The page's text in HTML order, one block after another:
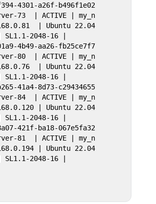
4301-a26f-b496f1e02
73  | ACTIVE | my_n
| Ubuntu 22.04
2048-16 |
4b49-aa26-fb25ce7f7
80  | ACTIVE | my_n
| Ubuntu 22.04
2048-16 |
41a4-8d73-c29434655
84  | ACTIVE | my_n
| Ubuntu 22.04
2048-16 |
421f-ba18-067e5fa32
81  | ACTIVE | my_n
| Ubuntu 22.04